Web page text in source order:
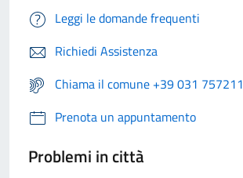
Leggi le domande frequenti
Richiedi Assistenza
Chiama il comune +39 031 757211
Prenota un appuntamento
Problemi in città